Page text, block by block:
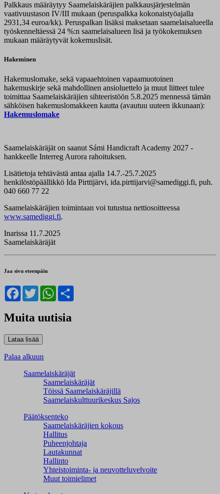
Palkkaus määräytyy Saamelaiskäräjien palkkausjärjestelmän
vaativuustason IV/III mukaan (peruspalkka kokonaistyöajalla
2931,34 euroa/kk). Peruspalkan lisäksi maksetaan saamelaisalueella
työskenneltäessä 24 %:n saamelaisalueen lisä ja työkokemuksen
mukaan määräytyvät kokemuslisät.
Hakeminen
Hakemuslomake, sekä vapaaehtoinen vapaamuotoinen
hakemuskirje sekä mahdollinen ansioluettelo ja muut liitteet tulee
toimittaa Saamelaiskäräjien sihteeristöön 5.8.2025 mennessä tämän
sähköisen hakemuslomakkeen kautta (avautuu uuteen ikkunaan):
Hakemuslomake
Saamelaiskäräjät on saanut Sámi Handicraft Academy 2027 -
hankkeelle Interreg Aurora rahoituksen.
Lisätietoja tehtävästä antaa ajalla 14.7.-25.7.2025
henkilöstöpäällikkö Ida Pirttijärvi, ida.pirttijarvi@samediggi.fi, puh.
040 660 77 22
Saamelaiskäräjien toimintaan voi tutustua nettiosoitteessa
www.samediggi.fi.
Inarissa 11.7.2025
Saamelaiskäräjät
Jaa sivu eteenpäin
Facebook
TwitterWhatsApp
Muita uutisia
Palaa alkuun
Saamelaiskäräjät
Saamelaiskäräjät
Töissä Saamelaiskäräjillä
Saamelaiskulttuuri­keskus Sajos
Päätöksenteko
Saamelaiskäräjien kokous
Hallitus
Puheenjohtaja
Lautakunnat
Hallinto
Yhteistoiminta- ja neuvotteluvelvoite
Muut toimielimet